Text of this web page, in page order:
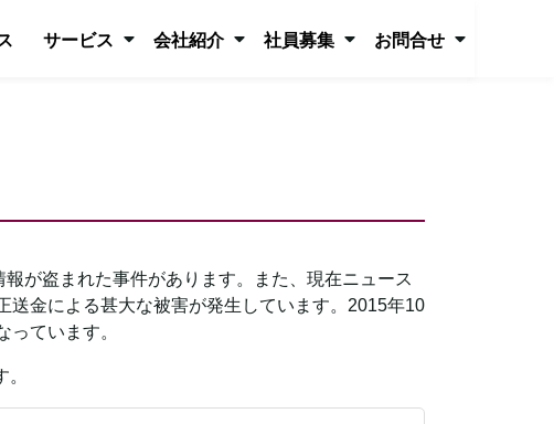
サービス 会社紹介 社員募集 お問合せ
が盗まれた事件があります。また、現在ニュース
送金による甚大な被害が発生しています。2015年10
ています。